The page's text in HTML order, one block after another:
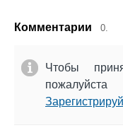
Комментарии 0.
Чтобы